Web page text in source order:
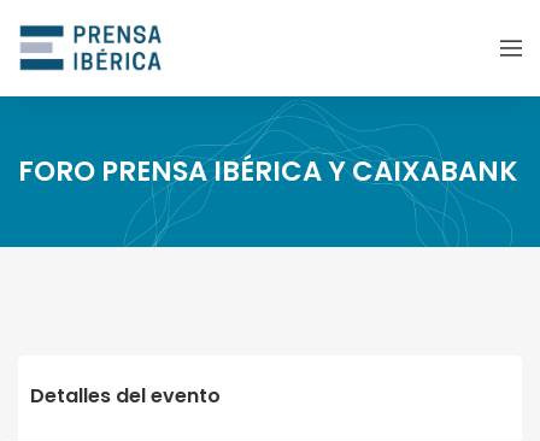
FORO PRENSA IBÉRICA Y CAIXABANK
Detalles del evento